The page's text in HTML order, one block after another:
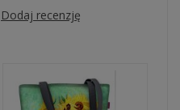
Dodaj recenzję